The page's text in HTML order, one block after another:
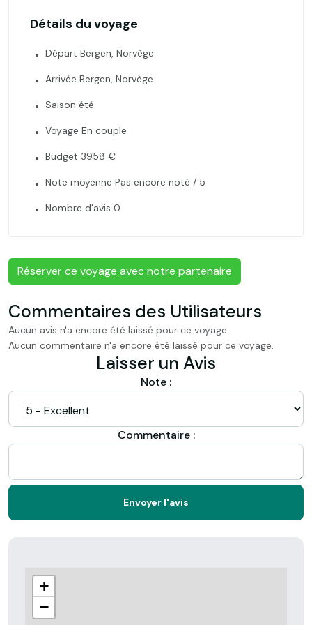
Détails du voyage
Départ Bergen, Norvège
Arrivée Bergen, Norvège
Saison été
Voyage En couple
Budget 3958 €
Note moyenne Pas encore noté / 5
Nombre d'avis 0
Réserver ce voyage avec notre partenaire
Commentaires des Utilisateurs
Aucun avis n'a encore été laissé pour ce voyage.
Aucun commentaire n'a encore été laissé pour ce voyage.
Laisser un Avis
Note :
Commentaire :
Envoyer l'avis
+
−